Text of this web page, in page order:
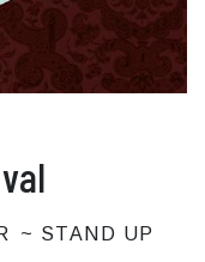
STAND UP